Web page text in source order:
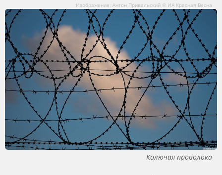
Изображение: Антон Привальский © ИА Красная Весна
Колючая проволока